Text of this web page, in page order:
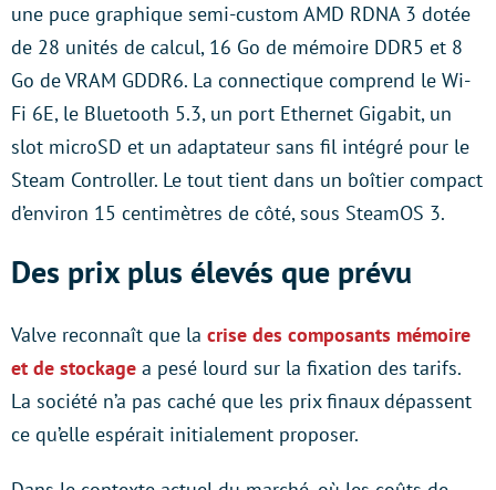
une puce graphique semi-custom AMD RDNA 3 dotée
de 28 unités de calcul, 16 Go de mémoire DDR5 et 8
Go de VRAM GDDR6. La connectique comprend le Wi-
Fi 6E, le Bluetooth 5.3, un port Ethernet Gigabit, un
slot microSD et un adaptateur sans fil intégré pour le
Steam Controller. Le tout tient dans un boîtier compact
d’environ 15 centimètres de côté, sous SteamOS 3.
Des prix plus élevés que prévu
Valve reconnaît que la crise des composants mémoire
et de stockage a pesé lourd sur la fixation des tarifs.
La société n’a pas caché que les prix finaux dépassent
ce qu’elle espérait initialement proposer.